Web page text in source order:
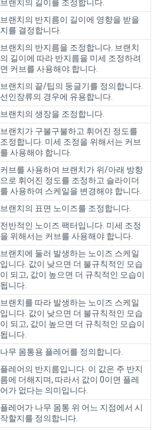
브랜치의 길이를 조정합니다.
브랜치의 반지름이 길이에 영향을 받을
지를 결정합니다.
브랜치의 반지름을 조정합니다. 브랜치
의 길이에 따라 반지름을 미세 조정하려
면 커브를 사용해야 합니다.
브랜치의 끝/팁의 둥글기를 정의합니다.
선인장류의 경우에 유용합니다.
브랜치의 생장을 조정합니다.
브랜치가 구불구불하고 휘어진 정도를
조정합니다. 미세 조정을 위해서는 커브
를 사용해야 합니다.
커브를 사용하여 브랜치가 위/아래 방향
으로 휘어진 정도를 조정하고 슬라이더
를 사용하여 스케일을 변경해야 합니다.
브랜치의 표면 노이즈를 조정합니다.
전반적인 노이즈 팩터입니다. 미세 조정
을 위해서는 커브를 사용해야 합니다.
브랜치에 둘러 발생하는 노이즈 스케일
입니다. 값이 낮으면 더 불규칙적인 모습
이 되고, 값이 높으면 더 규칙적인 모습이
됩니다.
브랜치를 따라 발생하는 노이즈 스케일
입니다. 값이 낮으면 더 불규칙적인 모습
이 되고, 값이 높으면 더 규칙적인 모습이
됩니다.
나무 몸통용 플레어를 정의합니다.
플레어의 반지름입니다. 이 값은 주 반지
름에 더해지며, 따라서 값이 0이면 플레
어가 없다는 의미입니다.
플레어가 나무 몸통 위 어느 지점에서 시
작할지를 정의합니다.